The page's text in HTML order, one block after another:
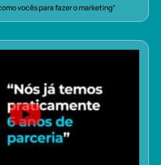
vocês para fazer o marketing”